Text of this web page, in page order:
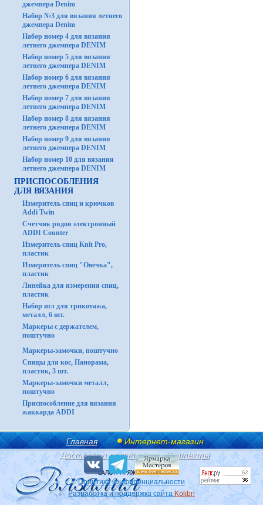
джемпера Denim
Набор №3 для вязания летнего
джемпера Denim
Набор номер 4 для вязания
летнего джемпера DENIM
Набор номер 5 для вязания
летнего джемпера DENIM
Набор номер 6 для вязания
летнего джемпера DENIM
Набор номер 7 для вязания
летнего джемпера DENIM
Набор номер 8 для вязания
летнего джемпера DENIM
Набор номер 9 для вязания
летнего джемпера DENIM
Набор номер 10 для вязания
летнего джемпера DENIM
ПРИСПОСОБЛЕНИЯ
ДЛЯ ВЯЗАНИЯ
Измеритель спиц и крючков
Addi Twin
Счетчик рядов электронный
ADDI Counter
Измеритель спиц Knit Pro,
пластик
Измеритель спиц "Овечка",
пластик
Линейка для измерения спиц,
пластик
Набор игл для трикотажа,
металл, 6 шт.
Маркеры с держателем,
поштучно
Маркеры-замочки, поштучно
Спицы для кос, Панорама,
пластик, 3 шт.
Маркеры-замочки металл,
поштучно
Приспособление для вязания
жаккарда ADDI
Главная
Интернет-магазин
Доставка и оплата
Контакты
Политика конфиденциальности
Разработка и поддержка сайта Kolibri